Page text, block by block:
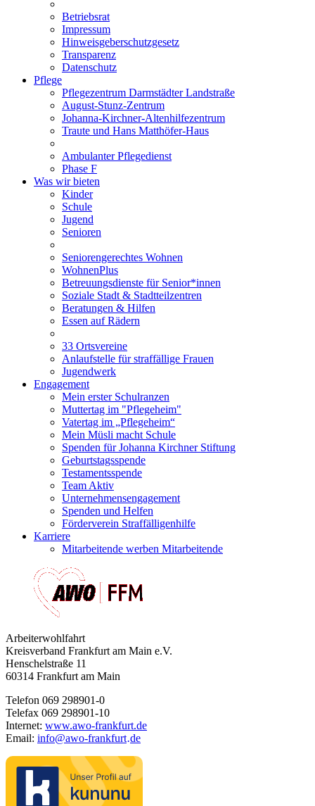
Betriebsrat
Impressum
Hinweisgeberschutzgesetz
Transparenz
Datenschutz
Pflege
Pflegezentrum Darmstädter Landstraße
August-Stunz-Zentrum
Johanna-Kirchner-Altenhilfezentrum
Traute und Hans Matthöfer-Haus
Ambulanter Pflegedienst
Phase F
Was wir bieten
Kinder
Schule
Jugend
Senioren
Seniorengerechtes Wohnen
WohnenPlus
Betreuungsdienste für Senior*innen
Soziale Stadt & Stadtteilzentren
Beratungen & Hilfen
Essen auf Rädern
33 Ortsvereine
Anlaufstelle für straffällige Frauen
Jugendwerk
Engagement
Mein erster Schulranzen
Muttertag im "Pflegeheim"
Vatertag im „Pflegeheim“
Mein Müsli macht Schule
Spenden für Johanna Kirchner Stiftung
Geburtstagsspende
Testamentsspende
Team Aktiv
Unternehmensengagement
Spenden und Helfen
Förderverein Straffälligenhilfe
Karriere
Mitarbeitende werben Mitarbeitende
Arbeiterwohlfahrt
Kreisverband Frankfurt am Main e.V.
Henschelstraße 11
60314 Frankfurt am Main
Telefon 069 298901-0
Telefax 069 298901-10
Internet: www.awo-frankfurt.de
Email: info@awo-frankfurt·de